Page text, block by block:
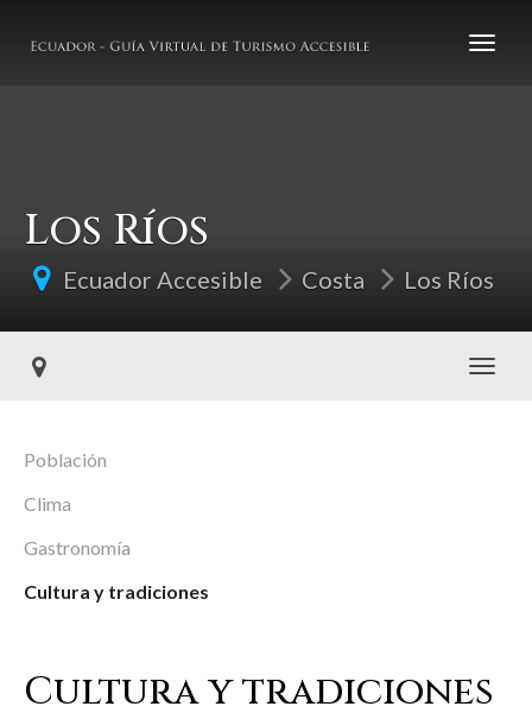
Los Ríos
Ecuador Accesible Costa Los Ríos
Población
Clima
Gastronomía
Cultura y tradiciones
Cultura y tradiciones